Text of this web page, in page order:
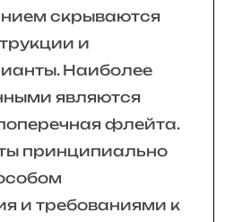
скрываются
и
Наиболее
являются
флейта.
принципиально
и требованиями к